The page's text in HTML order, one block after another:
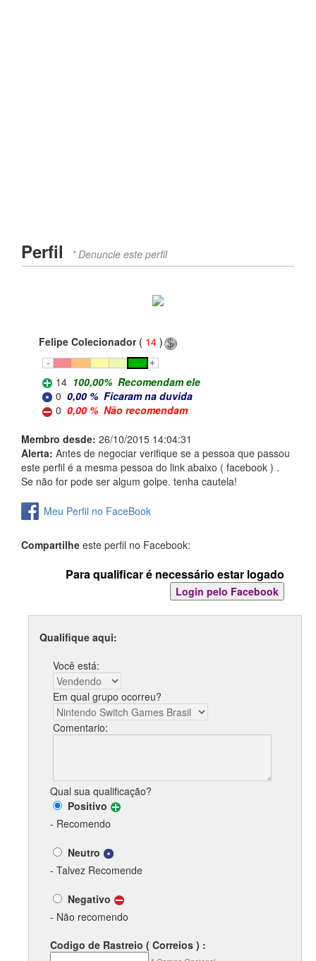
Perfil * Denuncie este perfil
Felipe Colecionador ( 14 )
14 100,00% Recomendam ele
0 0,00 % Ficaram na duvida
0 0,00 % Não recomendam
Membro desde: 26/10/2015 14:04:31
Alerta: Antes de negociar verifique se a pessoa que passou
este perfil é a mesma pessoa do link abaixo ( facebook ) .
Se não for pode ser algum golpe. tenha cautela!
Meu Perfil no FaceBook
Compartilhe este perfil no Facebook:
Para qualificar é necessário estar logado
Qualifique aqui:
Você está:
Em qual grupo ocorreu?
Comentario:
Qual sua qualificação?
Positivo
- Recomendo
Neutro
- Talvez Recomende
Negativo
- Não recomendo
Codigo de Rastreio ( Correios ) :